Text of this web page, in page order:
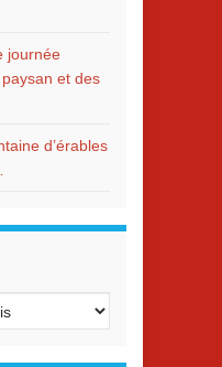
journée
et des
d’érables